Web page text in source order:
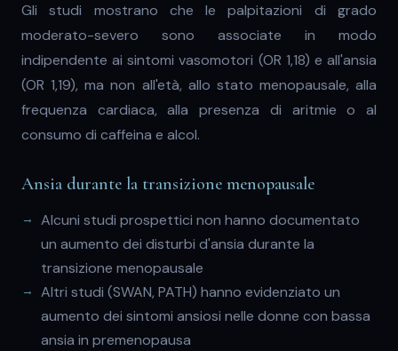
Gli studi mostrano che le palpitazioni di grado
moderato-severo sono associate in modo
indipendente ai sintomi vasomotori (OR 1,18) e all'ansia
(OR 1,19), ma non all'età, allo stato menopausale, alla
frequenza cardiaca, alla presenza di aritmie o al
consumo di caffeina e alcol.
Ansia durante la transizione menopausale
Alcuni studi prospettici non hanno documentato
un aumento dei disturbi d'ansia durante la
transizione menopausale
Altri studi (SWAN, PATH) hanno evidenziato un
aumento dei sintomi ansiosi nelle donne con bassa
ansia in premenopausa